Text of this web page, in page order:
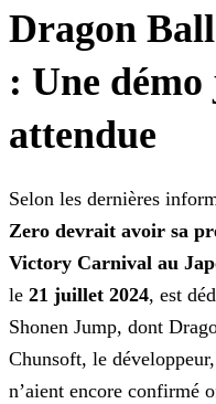
Dragon
: Une
attendue
Selon les dernières
Zero devrait avoir sa
Victory Carnival au
le 21 juillet 2024, est
Shonen Jump, dont
Chunsoft, le
n’aient encore confirmé